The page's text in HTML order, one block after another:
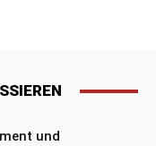
und